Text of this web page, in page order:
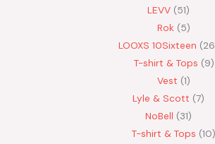
LEVV 51
Rok 5
LOOXS 10Sixteen
26
T-shirt & Tops 9
Vest 1
Lyle & Scott 7
NoBell
31
T-shirt & Tops 10